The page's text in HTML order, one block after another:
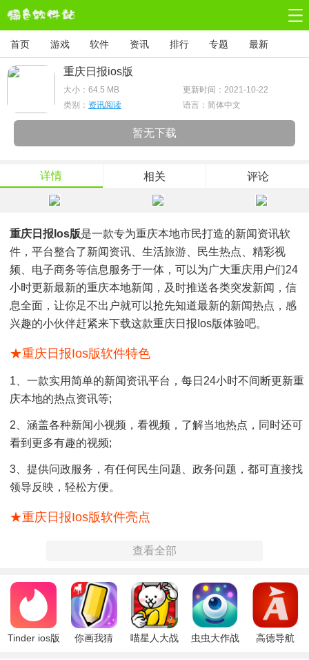
首页 游戏 软件 资讯 排行 专题 最新
重庆日报ios版
大小： 64.5 MB
更新时间：2021-10-22
类别： 资讯阅读 语言：简体中文
暂无下载
详情 相关 评论
重庆日报ios版是一款专为重庆本地市民打造的新闻资讯软
件，平台整合了新闻资讯、生活旅游、民生热点、精彩视
频、电子商务等信息服务于一体，可以为广大重庆用户们24
小时更新最新的重庆本地新闻，及时推送各类突发新闻，信
息全面，让你足不出户就可以抢先知道最新的新闻热点，感
兴趣的小伙伴赶紧来下载这款重庆日报ios版体验吧。
★重庆日报ios版软件特色
1、一款实用简单的新闻资讯平台，每日24小时不间断更新重
庆本地的热点资讯等;
2、涵盖各种新闻小视频，看视频，了解当地热点，同时还可
看到更多有趣的视频;
3、提供问政服务，有任何民生问题、政务问题，都可直接找
领导反映，轻松方便。
★重庆日报ios版软件亮点
1、支持新闻直播内容，更多时事新闻正在直播，用户可随时
2、具有新闻内容智能推荐服务，能够根据用户平常的阅读历
史，推荐相关内容;
3、提供权威全面的政策解读、时事动向等，让用户们足不出
查看全部
Tinder ios版
你画我猜
喵星人大战
虫虫大作战
高德导航